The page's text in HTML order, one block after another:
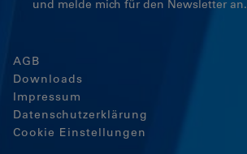
und melde mich für den Newsletter an.
AGB
Downloads
Impressum
Datenschutzerklärung
Cookie Einstellungen